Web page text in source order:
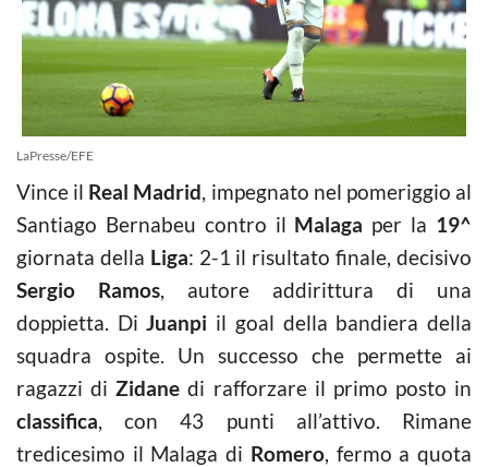
LaPresse/EFE
Vince il Real Madrid, impegnato nel pomeriggio al
Santiago Bernabeu contro il Malaga per la 19^
giornata della Liga: 2-1 il risultato finale, decisivo
Sergio Ramos, autore addirittura di una
doppietta. DiJuanpi il goal della bandiera della
squadra ospite. Un successo che permette ai
ragazzi diZidane di rafforzare il primo posto in
classifica, con 43 punti all’attivo. Rimane
tredicesimo il Malaga di Romero, fermo a quota